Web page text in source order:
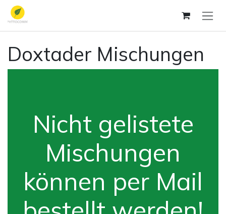
Zum Inhalt springen
Doxtader Mischungen
Nicht gelistete
Mischungen
können per Mail